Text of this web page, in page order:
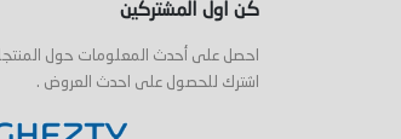
كن اول المشتركين
احصل على أحدث المعلومات حول
اشترك للحصول على احدث العروض .